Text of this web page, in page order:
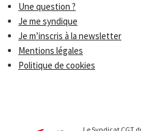
Une question ?
Je me syndique
Je m’inscris à la newsletter
Mentions légales
Politique de cookies